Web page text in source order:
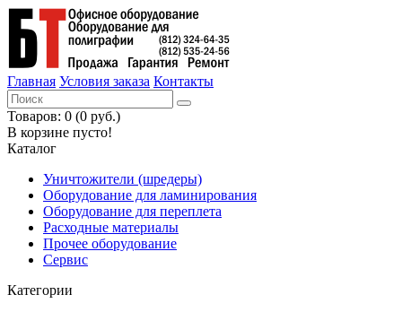
Главная Условия заказа Контакты
Товаров: 0 (0 руб.)
В корзине пусто!
Каталог
Уничтожители (шредеры)
Оборудование для ламинирования
Оборудование для переплета
Расходные материалы
Прочее оборудование
Сервис
Категории